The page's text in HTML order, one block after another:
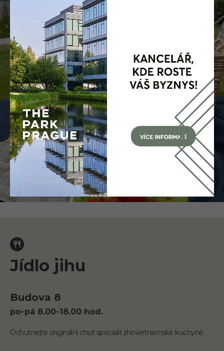
Jídlo jihu
Budova 8
po-pá 8.00-18.00 hod.
Ochutnejte originální chuť specialit jihovietnamské kuchyně.